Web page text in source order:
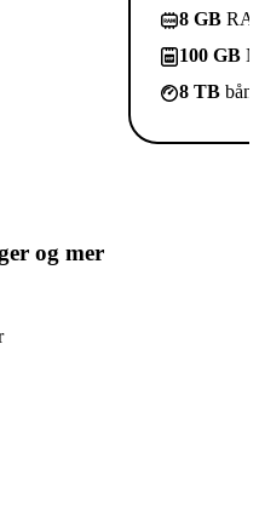
8 GB
100 GB
8 TB
og mer